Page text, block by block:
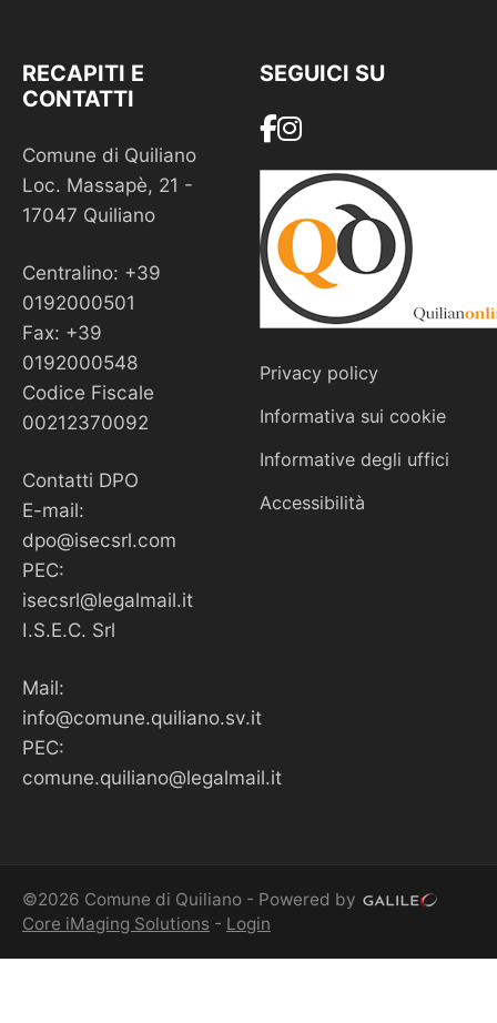
RECAPITI E
CONTATTI
Comune di Quiliano
Loc. Massapè, 21 -
17047 Quiliano
Centralino: +39
0192000501
Fax: +39
0192000548
Codice Fiscale
00212370092
Contatti DPO
E-mail:
dpo@isecsrl.com
PEC:
isecsrl@legalmail.it
I.S.E.C. Srl
Mail:
info@comune.quiliano.sv.it
PEC:
comune.quiliano@legalmail.it
SEGUICI SU
Privacy policy
Informativa sui cookie
Informative degli uffici
Accessibilità
©2026 Comune di Quiliano - Powered by
Core iMaging Solutions - Login